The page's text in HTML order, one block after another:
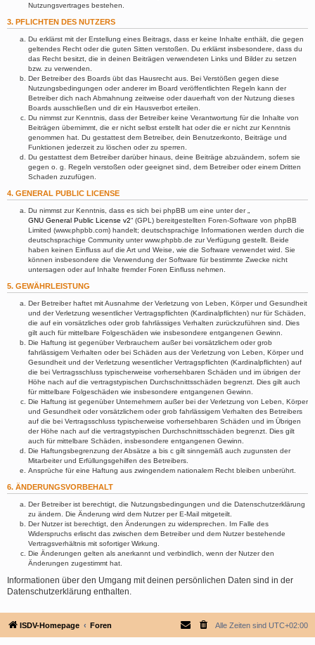
Nutzungsvertrages bestehen.
3. PFLICHTEN DES NUTZERS
Du erklärst mit der Erstellung eines Beitrags, dass er keine Inhalte enthält, die gegen
geltendes Recht oder die guten Sitten verstoßen. Du erklärst insbesondere, dass du
das Recht besitzt, die in deinen Beiträgen verwendeten Links und Bilder zu setzen
bzw. zu verwenden.
Der Betreiber des Boards übt das Hausrecht aus. Bei Verstößen gegen diese
Nutzungsbedingungen oder anderer im Board veröffentlichten Regeln kann der
Betreiber dich nach Abmahnung zeitweise oder dauerhaft von der Nutzung dieses
Boards ausschließen und dir ein Hausverbot erteilen.
Du nimmst zur Kenntnis, dass der Betreiber keine Verantwortung für die Inhalte von
Beiträgen übernimmt, die er nicht selbst erstellt hat oder die er nicht zur Kenntnis
genommen hat. Du gestattest dem Betreiber, dein Benutzerkonto, Beiträge und
Funktionen jederzeit zu löschen oder zu sperren.
Du gestattest dem Betreiber darüber hinaus, deine Beiträge abzuändern, sofern sie
gegen o. g. Regeln verstoßen oder geeignet sind, dem Betreiber oder einem Dritten
Schaden zuzufügen.
4. GENERAL PUBLIC LICENSE
Du nimmst zur Kenntnis, dass es sich bei phpBB um eine unter der „
GNU General Public License v2“ (GPL) bereitgestellten Foren-Software von phpBB
Limited (www.phpbb.com) handelt; deutschsprachige Informationen werden durch die
deutschsprachige Community unter www.phpbb.de zur Verfügung gestellt. Beide
haben keinen Einfluss auf die Art und Weise, wie die Software verwendet wird. Sie
können insbesondere die Verwendung der Software für bestimmte Zwecke nicht
untersagen oder auf Inhalte fremder Foren Einfluss nehmen.
5. GEWÄHRLEISTUNG
Der Betreiber haftet mit Ausnahme der Verletzung von Leben, Körper und Gesundheit
und der Verletzung wesentlicher Vertragspflichten (Kardinalpflichten) nur für Schäden,
die auf ein vorsätzliches oder grob fahrlässiges Verhalten zurückzuführen sind. Dies
gilt auch für mittelbare Folgeschäden wie insbesondere entgangenen Gewinn.
Die Haftung ist gegenüber Verbrauchern außer bei vorsätzlichem oder grob
fahrlässigem Verhalten oder bei Schäden aus der Verletzung von Leben, Körper und
Gesundheit und der Verletzung wesentlicher Vertragspflichten (Kardinalpflichten) auf
die bei Vertragsschluss typischerweise vorhersehbaren Schäden und im übrigen der
Höhe nach auf die vertragstypischen Durchschnittsschäden begrenzt. Dies gilt auch
für mittelbare Folgeschäden wie insbesondere entgangenen Gewinn.
Die Haftung ist gegenüber Unternehmern außer bei der Verletzung von Leben, Körper
und Gesundheit oder vorsätzlichem oder grob fahrlässigem Verhalten des Betreibers
auf die bei Vertragsschluss typischerweise vorhersehbaren Schäden und im Übrigen
der Höhe nach auf die vertragstypischen Durchschnittsschäden begrenzt. Dies gilt
auch für mittelbare Schäden, insbesondere entgangenen Gewinn.
Die Haftungsbegrenzung der Absätze a bis c gilt sinngemäß auch zugunsten der
Mitarbeiter und Erfüllungsgehilfen des Betreibers.
Ansprüche für eine Haftung aus zwingendem nationalem Recht bleiben unberührt.
6. ÄNDERUNGSVORBEHALT
Der Betreiber ist berechtigt, die Nutzungsbedingungen und die Datenschutzerklärung
zu ändern. Die Änderung wird dem Nutzer per E-Mail mitgeteilt.
Der Nutzer ist berechtigt, den Änderungen zu widersprechen. Im Falle des
Widerspruchs erlischt das zwischen dem Betreiber und dem Nutzer bestehende
Vertragsverhältnis mit sofortiger Wirkung.
Die Änderungen gelten als anerkannt und verbindlich, wenn der Nutzer den
Änderungen zugestimmt hat.
Informationen über den Umgang mit deinen persönlichen Daten sind in der
Datenschutzerklärung enthalten.
ISDV-Homepage Foren Alle Zeiten sind UTC+02:00